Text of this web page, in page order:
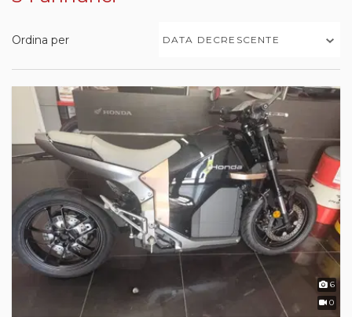
Ordina per DATA DECRESCENTE
6
0